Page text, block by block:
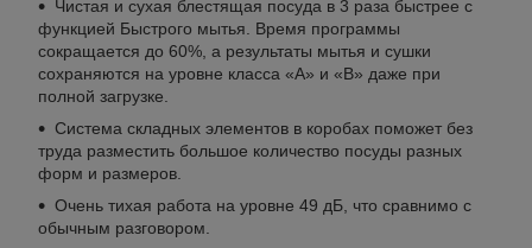
Чистая и сухая блестящая посуда в 3 раза быстрее с
функцией Быстрого мытья. Время программы
сокращается до 60%, а результаты мытья и сушки
сохраняются на уровне класса «А» и «В» даже при
полной загрузке.
Система складных элементов в коробах поможет без
труда разместить большое количество посуды разных
форм и размеров.
Очень тихая работа на уровне 49 дБ, что сравнимо с
обычным разговором.